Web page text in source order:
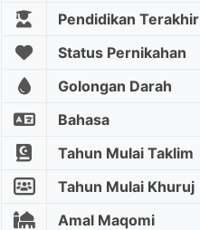
Pendidikan Terakhir
Status Pernikahan
Golongan Darah
Bahasa
Tahun Mulai Taklim
Tahun Mulai Khuruj
Amal Maqomi